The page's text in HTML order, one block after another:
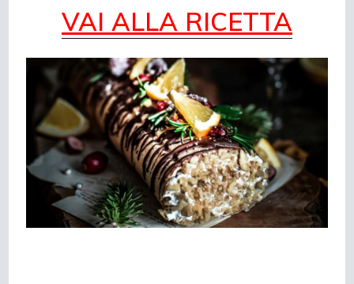
VAI ALLA RICETTA